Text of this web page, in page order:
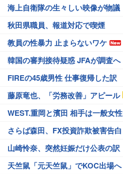
海上自衛隊の生々しい映像が物議
秋田県職員、報道対応で喫煙
教員の性暴力 止まらないワケ
韓国の審判接待疑惑 JFAが調査へ
FIREの45歳男性 仕事復帰した訳
藤原竜也、「労務改善」アピール
WEST.重岡と濱田 相手は一般女性
さらば森田、FX投資詐欺被害告白
山崎怜奈、突然妊娠だけ公表の訳
天竺鼠「元天竺鼠」でKOC出場へ